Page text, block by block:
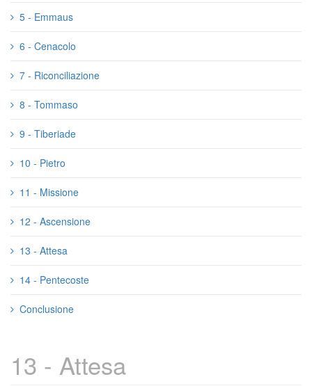
5 - Emmaus
6 - Cenacolo
7 - Riconciliazione
8 - Tommaso
9 - Tiberiade
10 - Pietro
11 - Missione
12 - Ascensione
13 - Attesa
14 - Pentecoste
Conclusione
13 - Attesa